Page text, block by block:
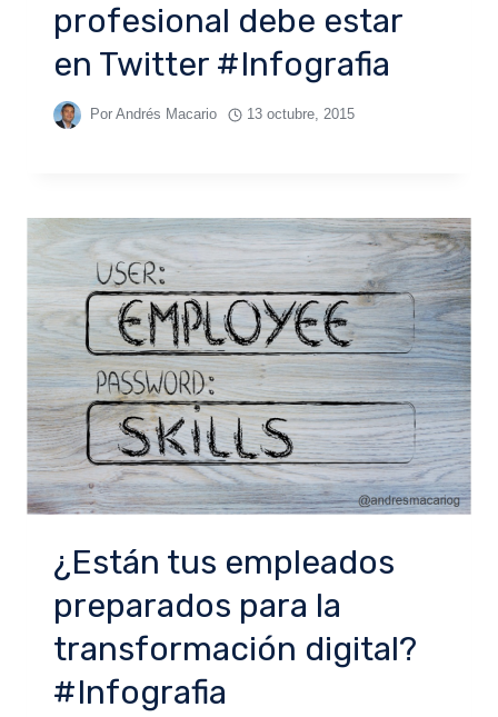
profesional debe estar
en Twitter #Infografia
Por Andrés Macario 13 octubre, 2015
¿Están tus empleados
preparados para la
transformación digital?
#Infografia